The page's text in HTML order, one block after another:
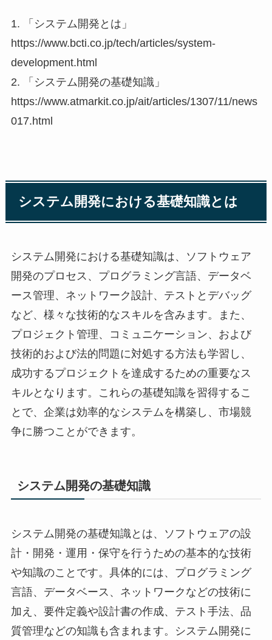
1. 「システム開発とは」
https://www.bcti.co.jp/tech/articles/system-
development.html
2. 「システム開発の基礎知識」
https://www.atmarkit.co.jp/ait/articles/1307/11/news
017.html
システム開発における基礎知識とは
システム開発における基礎知識は、ソフトウェア
開発のプロセス、プログラミング言語、データベ
ース管理、ネットワーク設計、テストとデバッグ
など、様々な技術的なスキルを含みます。また、
プロジェクト管理、コミュニケーション、および
技術的および法的問題に対処する方法も学習し、
成功するプロジェクトを達成するための重要なス
キルとなります。これらの基礎知識を習得するこ
とで、企業は効率的なシステムを構築し、市場競
争に勝つことができます。
システム開発の基礎知識
システム開発の基礎知識とは、ソフトウェアの設
計・開発・運用・保守を行うための基本的な技術
や知識のことです。具体的には、プログラミング
言語、データベース、ネットワークなどの技術に
加え、要件定義や設計書の作成、テスト手法、品
質管理などの知識も含まれます。システム開発に